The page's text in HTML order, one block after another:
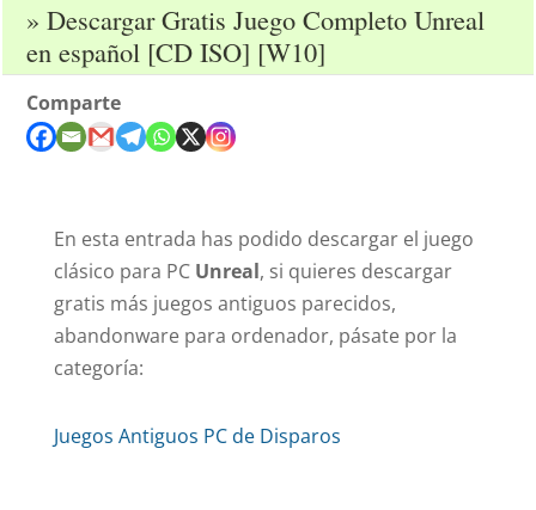
» Descargar Gratis Juego Completo Unreal
en español [CD ISO] [W10]
Comparte
En esta entrada has podido descargar el juego
clásico para PC Unreal, si quieres descargar
gratis más juegos antiguos parecidos,
abandonware para ordenador, pásate por la
categoría:
Juegos Antiguos PC de Disparos